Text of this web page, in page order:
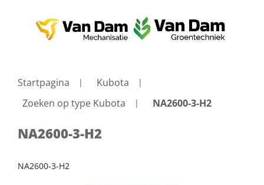
Startpagina
Kubota
Zoeken op type Kubota
NA2600-3-H2
NA2600-3-H2
NA2600-3-H2